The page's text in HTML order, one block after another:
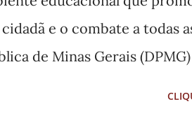
e o combate a todas
de Minas Gerais (DPMG)